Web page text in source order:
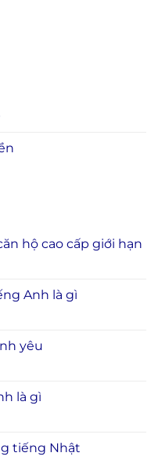
hộ cao cấp giới hạn
Anh là gì
yêu
là gì
tiếng Nhật